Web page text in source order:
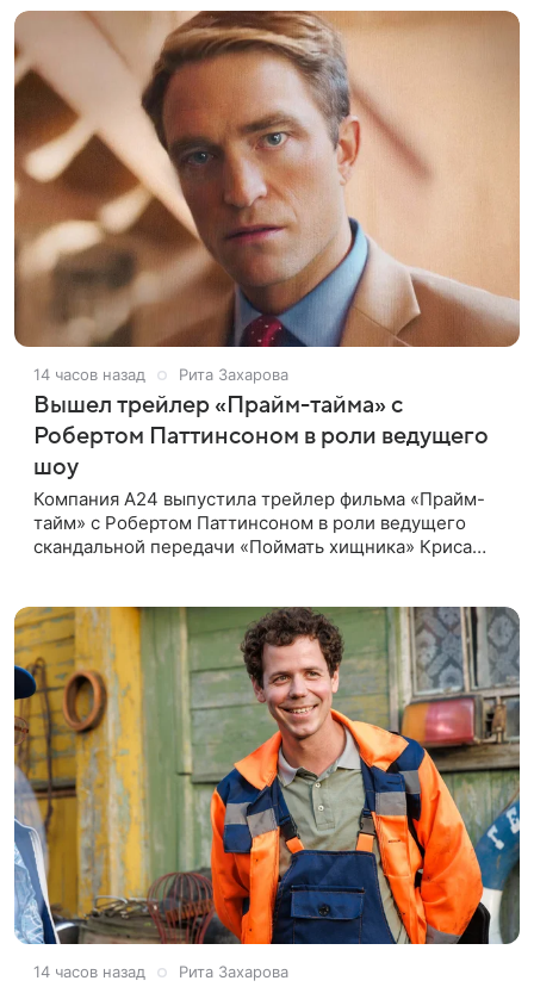
14 часов назад Рита Захарова
Вышел трейлер «Прайм-тайма» с
Робертом Паттинсоном в роли ведущего
шоу
Компания A24 выпустила трейлер фильма «Прайм-
тайм» с Робертом Паттинсоном в роли ведущего
скандальной передачи «Поймать хищника» Криса
14 часов назад Рита Захарова